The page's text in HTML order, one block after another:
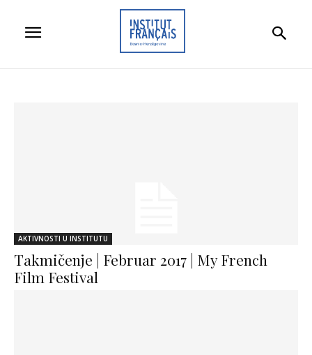
AKTIVNOSTI U INSTITUTU
Takmičenje | Februar 2017 | My French
Film Festival